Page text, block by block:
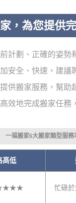
，為您提供
計劃、正確的姿
安全、快速，建議
供搬家服務，幫助
效地完成搬家任
一福搬家6大搬家類型服務
高低
忙碌